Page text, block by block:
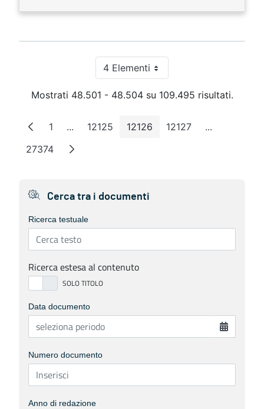
4 ElementiPer pagina
Mostrati 48.501 - 48.504 su 109.495 risultati.
Pagina
1 ...Pagine intermedie
Pagina
12125 Pagina
12126 Pagina
12127 ...Pagine
Pagina
27374
Cerca tra i documenti
Ricerca testuale
Ricerca estesa al contenuto
Data documento
Numero documento
Anno di redazione